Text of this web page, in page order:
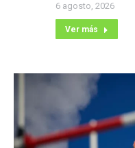
6 agosto, 2026
Ver más